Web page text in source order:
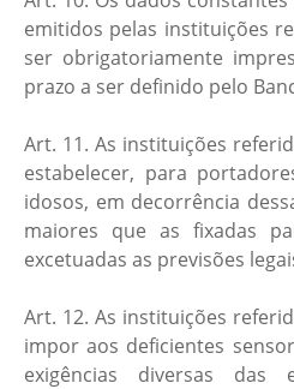
emitidos pelas instituições
ser obrigatoriamente
prazo a ser definido pelo
Art. 11. As instituições
estabelecer, para
idosos, em decorrência
maiores que as fixadas
excetuadas as previsões
Art. 12. As instituições
impor aos deficientes
exigências diversas das